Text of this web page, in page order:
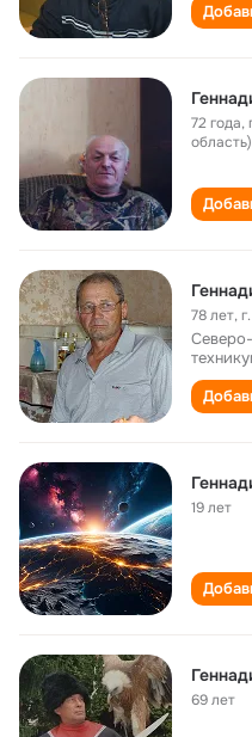
72 года,
область)
78 лет,
19 лет
69 лет